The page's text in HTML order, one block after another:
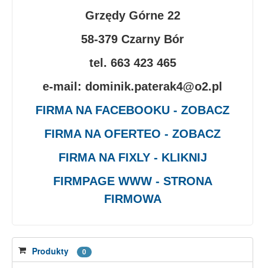
Grzędy Górne 22
58-379 Czarny Bór
tel. 663 423 465
e-mail: dominik.paterak4@o2.pl
FIRMA NA FACEBOOKU - ZOBACZ
FIRMA NA OFERTEO - ZOBACZ
FIRMA NA FIXLY - KLIKNIJ
FIRMPAGE WWW - STRONA
FIRMOWA
Produkty 0